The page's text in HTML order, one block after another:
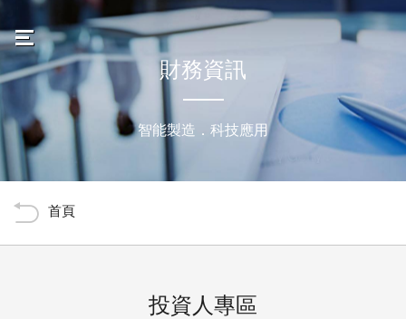
晟銘電子科技股份有限公
Navigation
關於晟銘
Banner
財務資訊
智能製造．科技應用
Tools
Back
首頁
投資人專區